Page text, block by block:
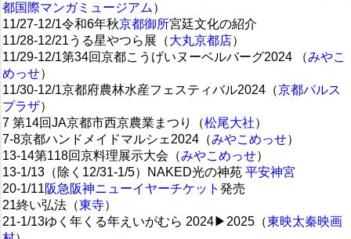
都国際マンガミュージアム ）
11/27-12/1令和6年秋京都御所宮廷文化の紹介
11/28-12/21うる星やつら展（大丸京都店）
11/29-12/1第34回京都こうげいヌーベルバーグ2024 （みやこ
めっせ）
11/30-12/1京都府農林水産フェスティバル2024（京都パルス
プラザ）
7 第14回JA京都市西京農業まつり（松尾大社）
7-8京都ハンドメイドマルシェ2024（みやこめっせ）
13-14第118回京料理展示大会（みやこめっせ）
13-1/13（除く12/31-1/5）NAKED光の神苑 平安神宮
20-1/11阪急阪神ニューイヤーチケット 発売
21終い弘法（東寺）
21-1/13ゆく年くる年えいがむら 2024▶2025（東映太秦映画